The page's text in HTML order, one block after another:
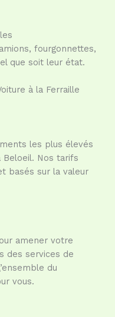
fourgonnettes,
que soit leur état.
à la Ferraille
les plus élevés
Nos tarifs
basés sur la valeur
amener votre
des services de
du
vous.